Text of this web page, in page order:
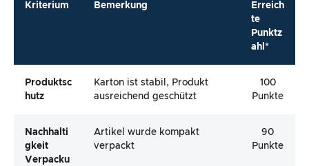
Kriterium Bemerkung
Erreich
te
Punktz
ahl*
Produktsc
Hutz
Karton ist stabil, Produkt
ausreichend geschützt
100
Punkte
Nachhalti
Gkeit
Verpacku
Artikel wurde kompakt
verpackt
90
Punkte